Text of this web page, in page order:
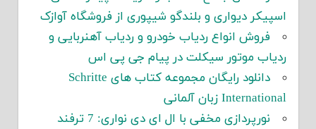
اسپیکر دیواری و بلندگو شیپوری از فروشگاه آوازک
فروش انواع ردیاب خودرو و ردیاب آهنربایی و
ردیاب موتور سیکلت در پیام جی پی اس
دانلود رایگان مجموعه کتاب های Schritte
International زبان آلمانی
نورپردازی مخفی با ال ای دی نواری: 7 ترفند